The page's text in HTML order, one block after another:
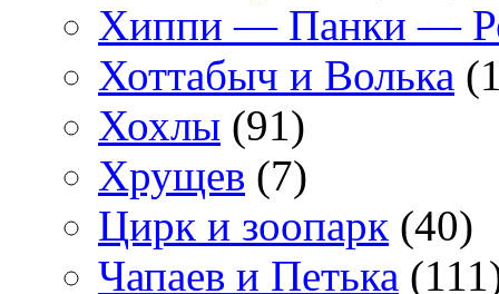
Хиппи — Панки —
Хоттабыч и Волька
Хохлы (91)
Хрущев (7)
Цирк и зоопарк (40)
Чапаев и Петька